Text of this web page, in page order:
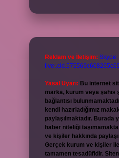
Reklam ve İletişim: Skype:
live:.cid.575569c608265c69
Yasal Uyarı: Bu internet
marka, kurum veya şahıs
bağlantısı
kendi hazırladığımız
paylaşılmaktadır. Burada
haber niteliği
ve kişiler hakkında
Gerçek kurum ve kişiler
tamamen tesadüfidir.